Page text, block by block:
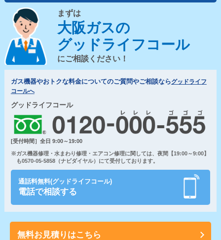
まずは
大阪ガスの
グッドライフコール
にご相談ください！
ガス機器やおトクな料金についてのご質問やご相談ならグッドライフ
コールへ
グッドライフコール
[受付時間］全日 9:00～19:00
※ガス機器修理・水まわり修理・エアコン修理に関しては、夜間【19:00～9:00】
も0570-05-5858（ナビダイヤル）にて受付しております。
通話料無料(グッドライフコール)
電話で相談する
無料お見積りはこちら